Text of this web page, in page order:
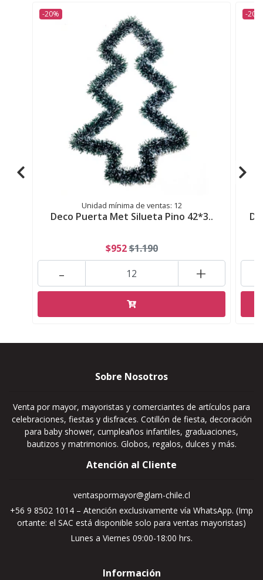
-20%
Unidad mínima de ventas: 12
Deco Puerta Met Silueta Pino 42*3..
$952$1.190
+
-
-20%
Sobre Nosotros
Venta por mayor, mayoristas y comerciantes de artículos para
celebraciones, fiestas y disfraces. Cotillón de fiesta, decoración
para baby shower, cumpleaños infantiles, graduaciones,
bautizos y matrimonios. Globos, regalos, dulces y más.
Atención al Cliente
ventaspormayor@glam-chile.cl
+56 9 8502 1014 – Atención exclusivamente vía WhatsApp. (Imp
ortante: el SAC está disponible solo para ventas mayoristas)
Lunes a Viernes 09:00-18:00 hrs.
Información